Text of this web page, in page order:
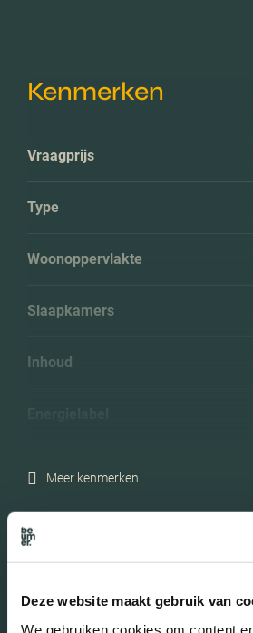
Deze website maakt gebruik van
We gebruiken cookies om content
Kenmerken
Vraagprijs
Type
Woonoppervlakte
Slaapkamers
Inhoud
Meer kenmerken